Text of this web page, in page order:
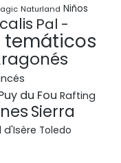
Naturland Niños
Pal -
temáticos
du Fou Rafting
Sierra
d'Isère Toledo